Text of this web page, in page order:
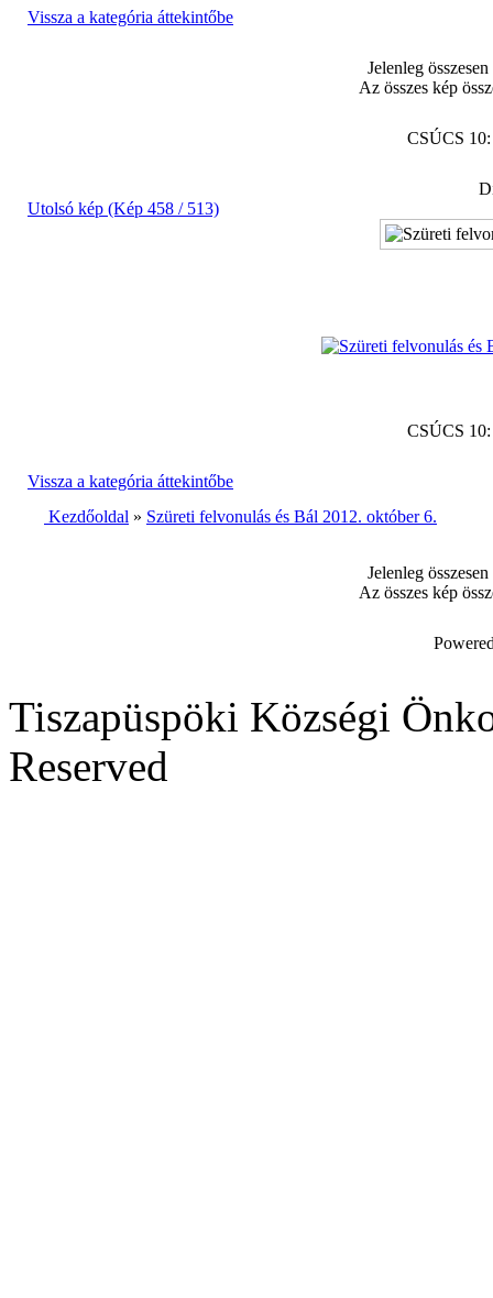
Vissza a kategória áttekintőbe
Jelenleg
Az összes kép
CSÚCS
Utolsó kép (Kép 458 / 513)
CSÚCS
Vissza a kategória áttekintőbe
Kezdőoldal » Szüreti felvonulás és Bál 2012. október 6.
Jelenleg
Az összes kép
Tiszapüspöki Községi
Reserved